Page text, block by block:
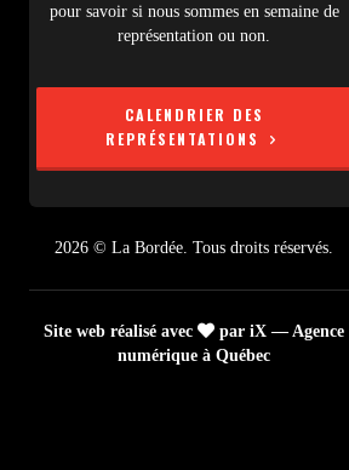
pour savoir si nous sommes en semaine de
représentation ou non.
CALENDRIER DES
REPRÉSENTATIONS
2026 © La Bordée. Tous droits réservés.
Site web réalisé avec
par iX — Agence
numérique à Québec